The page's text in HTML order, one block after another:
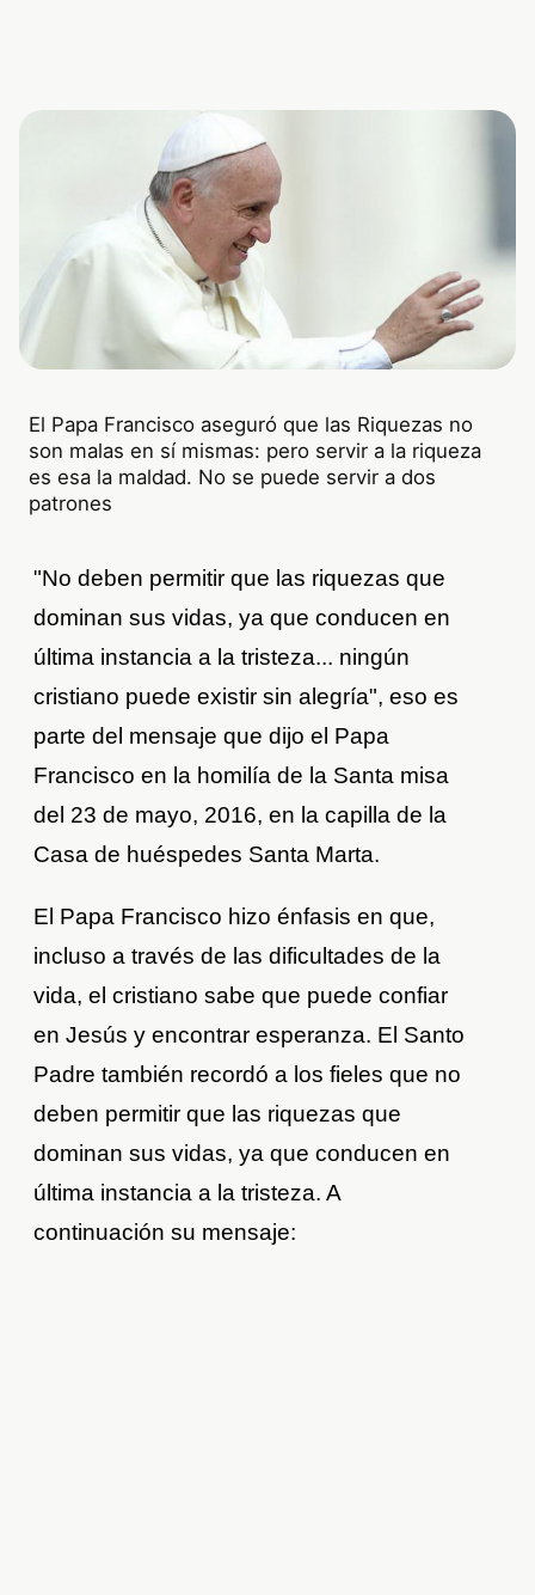
El Papa Francisco aseguró que las Riquezas no
son malas en sí mismas: pero servir a la riqueza
es esa la maldad. No se puede servir a dos
patrones
"No deben permitir que las riquezas que
dominan sus vidas, ya que conducen en
última instancia a la tristeza... ningún
cristiano puede existir sin alegría", eso es
parte del mensaje que dijo el Papa
Francisco en la homilía de la Santa misa
del 23 de mayo, 2016, en la capilla de la
Casa de huéspedes Santa Marta.
El Papa Francisco hizo énfasis en que,
incluso a través de las dificultades de la
vida, el cristiano sabe que puede confiar
en Jesús y encontrar esperanza. El Santo
Padre también recordó a los fieles que no
deben permitir que las riquezas que
dominan sus vidas, ya que conducen en
última instancia a la tristeza. A
continuación su mensaje: